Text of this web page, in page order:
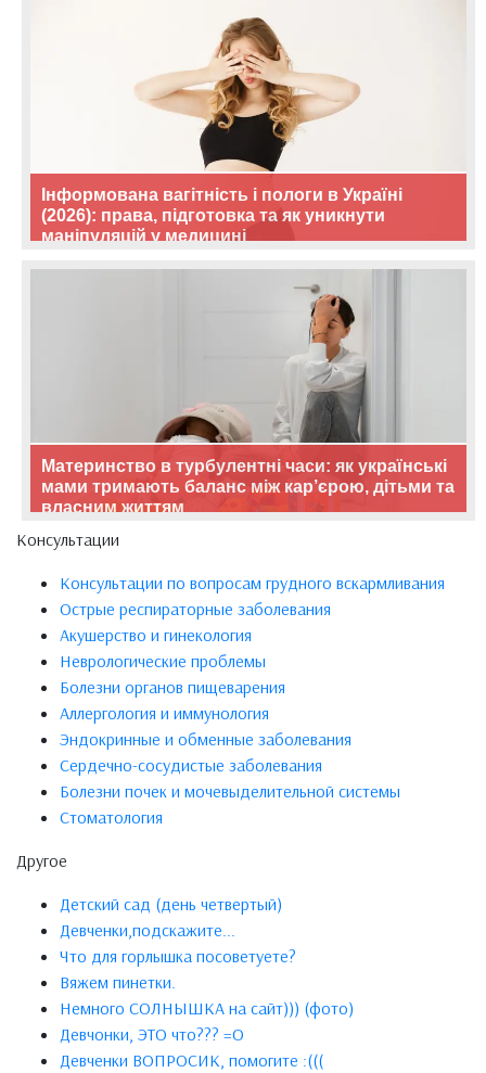
Інформована вагітність і пологи в Україні
(2026): права, підготовка та як уникнути
маніпуляцій у медицині
Материнство в турбулентні часи: як українські
мами тримають баланс між кар’єрою, дітьми та
власним життям
Консультации
Консультации по вопросам грудного вскармливания
Острые респираторные заболевания
Акушерство и гинекология
Неврологические проблемы
Болезни органов пищеварения
Аллергология и иммунология
Эндокринные и обменные заболевания
Сердечно-сосудистые заболевания
Болезни почек и мочевыделительной системы
Стоматология
Другое
Детский сад (день четвертый)
Девченки,подскажите...
Что для горлышка посоветуете?
Вяжем пинетки.
Немного СОЛНЫШКА на сайт))) (фото)
Девчонки, ЭТО что??? =О
Девченки ВОПРОСИК, помогите :(((